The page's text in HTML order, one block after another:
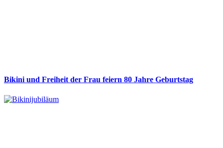
Bikini und Freiheit der Frau feiern 80 Jahre Geburtstag